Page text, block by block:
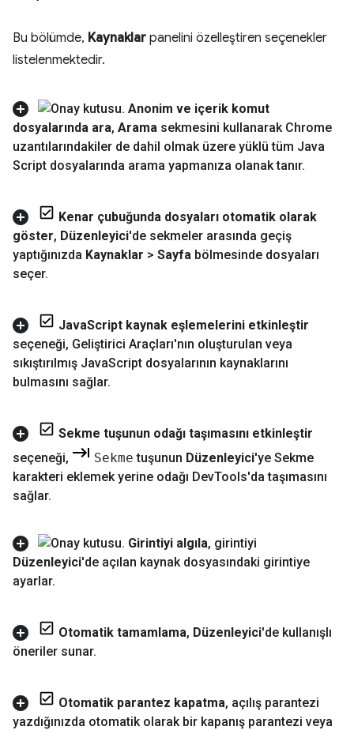
Bu bölümde, Kaynaklar panelini özelleştiren seçenekler
listelenmektedir.
Anonim ve içerik komut
dosyalarında ara, Arama sekmesini kullanarak Chrome
uzantılarındakiler de dahil olmak üzere yüklü tüm Java
Script dosyalarında arama yapmanıza olanak tanır.
Kenar çubuğunda dosyaları otomatik olarak
göster, Düzenleyici'de sekmeler arasında geçiş
yaptığınızda Kaynaklar > Sayfa bölmesinde dosyaları
seçer.
JavaScript kaynak eşlemelerini etkinleştir
seçeneği, Geliştirici Araçları'nın oluşturulan veya
sıkıştırılmış JavaScript dosyalarının kaynaklarını
bulmasını sağlar.
Sekme tuşunun odağı taşımasını etkinleştir
seçeneği, Sekme tuşunun Düzenleyici'ye Sekme
karakteri eklemek yerine odağı DevTools'da taşımasını
sağlar.
Girintiyi algıla, girintiyi
Düzenleyici'de açılan kaynak dosyasındaki girintiye
ayarlar.
Otomatik tamamlama, Düzenleyici'de kullanışlı
öneriler sunar.
Otomatik parantez kapatma, açılış parantezi
yazdığınızda otomatik olarak bir kapanış parantezi veya